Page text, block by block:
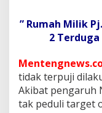
” Rumah Milik
2
tidak terpuji
Akibat pengaruh
tak peduli target